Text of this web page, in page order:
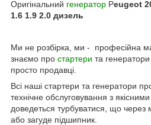
Оригінальний генератор Peugeot
1.6 1.9 2.0 дизель
Ми не розбірка, ми - професійна
знаємо про стартери та
просто продавці.
Всі наші стартери та генератори
технічне обслуговування з
доведеться турбуватися, що через
або загуде підшипник.